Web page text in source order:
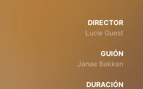
DIRECTOR
Lucie Guest
GUIÓN
Janae Bakken
DURACIÓN